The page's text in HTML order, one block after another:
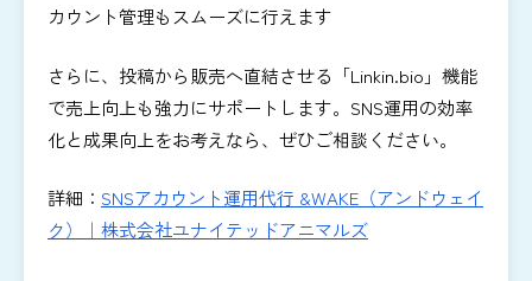
カウント管理もスムーズに行えます
さらに、投稿から販売へ直結させる「Linkin.bio」機能
で売上向上も強力にサポートします。SNS運用の効率
化と成果向上をお考えなら、ぜひご相談ください。
詳細： SNSアカウント運用代行 &WAKE（アンドウェイ
ク）｜株式会社ユナイテッドアニマルズ